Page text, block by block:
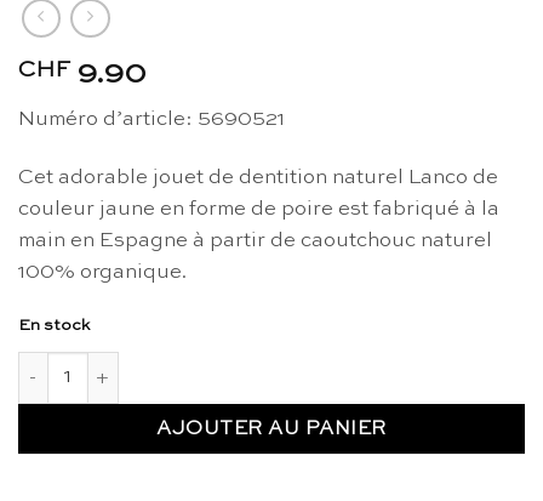
CHF 9.90
Numéro d’article: 5690521
Cet adorable jouet de dentition naturel Lanco de
couleur jaune en forme de poire est fabriqué à la
main en Espagne à partir de caoutchouc naturel
100% organique.
En stock
AJOUTER AU PANIER